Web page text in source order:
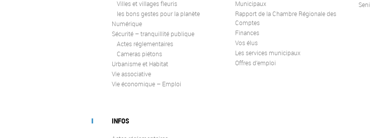
Villes et villages fleuris
les bons gestes pour la planète
Numérique
Sécurité – tranquillité publique
Actes réglementaires
Cameras piétons
Urbanisme et Habitat
Vie associative
Vie économique – Emploi
Municipaux
Rapport de la Chambre Régionale des
Comptes
Finances
Vos élus
Les services municipaux
Offres d’emploi
INFOS